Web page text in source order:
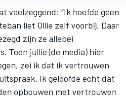
veelzeggend: “Ik hoefde geen
liet Ollie zelf voorbij. Daar
zijn ze allebei
Toen jullie (de media) hier
zei ik dat ik vertrouwen
Ik geloofde echt dat
opbouwen met vertrouwen